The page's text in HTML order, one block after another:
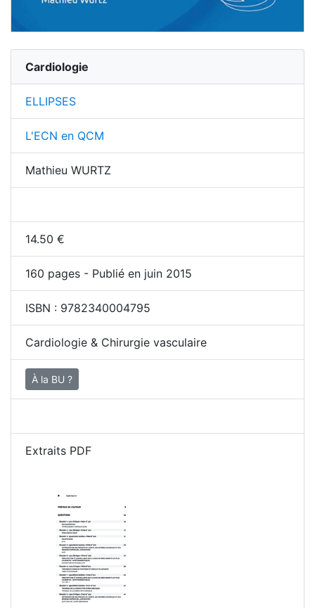
Cardiologie
ELLIPSES
L'ECN en QCM
Mathieu WURTZ
14.50 €
160 pages - Publié en juin 2015
ISBN : 9782340004795
Cardiologie & Chirurgie vasculaire
À la BU ?
Extraits PDF